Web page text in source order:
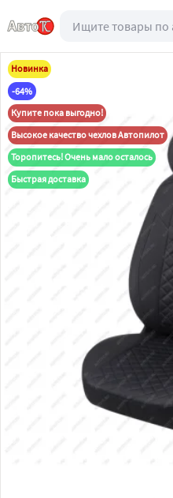
Новинка
-64%
Купите пока выгодно!
Высокое качество чехлов Автопилот
Торопитесь! Очень мало осталось
Быстрая доставка